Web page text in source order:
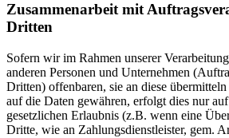
Zusammenarbeit mit
Dritten
Sofern wir im Rahmen unserer
anderen Personen und Unternehmen
Dritten) offenbaren, sie an diese
auf die Daten gewähren, erfolgt dies nur
gesetzlichen Erlaubnis (z.B. wenn eine
Dritte, wie an Zahlungsdienstleister, gem.